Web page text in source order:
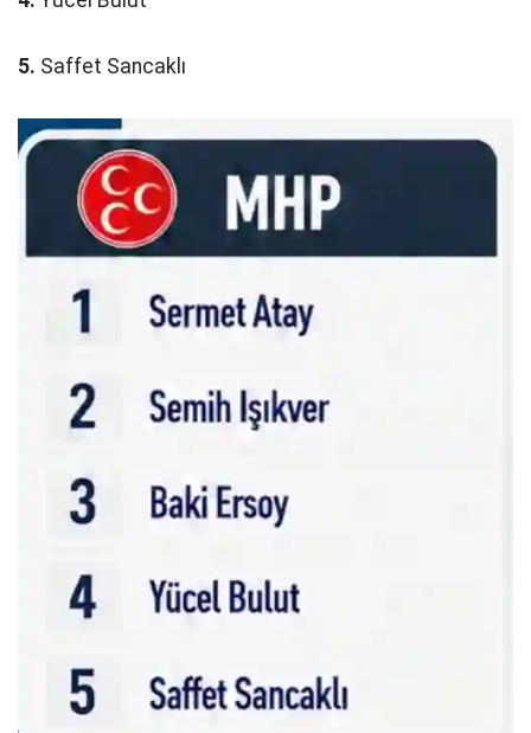
5. Saffet Sancaklı